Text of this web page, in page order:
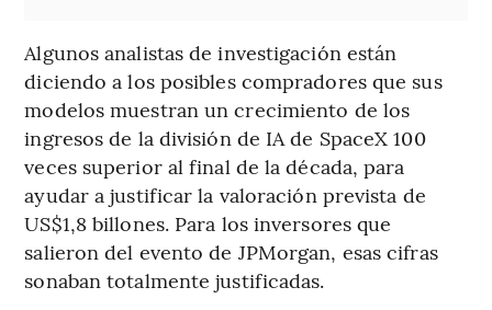
Algunos analistas de investigación están
diciendo a los posibles compradores que sus
modelos muestran un crecimiento de los
ingresos de la división de IA de SpaceX 100
veces superior al final de la década, para
ayudar a justificar la valoración prevista de
US$1,8 billones. Para los inversores que
salieron del evento de JPMorgan, esas cifras
sonaban totalmente justificadas.